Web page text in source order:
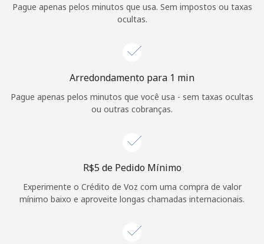
Continuar com
Pague apenas pelos minutos que usa. Sem impostos ou taxas
ocultas.
Arredondamento para 1 min
Pague apenas pelos minutos que você usa - sem taxas ocultas
ou outras cobranças.
⁦R$5⁩ de Pedido Mínimo
Experimente o Crédito de Voz com uma compra de valor
mínimo baixo e aproveite longas chamadas internacionais.